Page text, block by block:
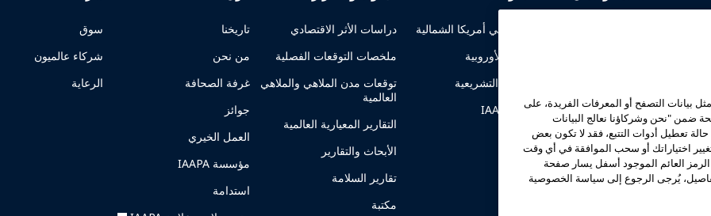
موارد السلامة
الموارد الأمنية
أخبار السلامة والأمان
الدعوة في أمريكا الشمالية
الدعوة الأوروبية
الشؤون التشريعية
IAAPA PAC
دراسات الأثر الاقتصادي
ملخصات التوقعات الفصلية
توقعات مدن الملاهي والملاهي
العالمية
التقارير المعيارية العالمية
الأبحاث والتقارير
تقارير السلامة
مكتبة
تاريخنا
من نحن
غرفة الصحافة
جوائز
العمل الخيري
مؤسسة IAAPA
استدامة
سوق
شركاء عالميون
الرعاية
بيانات التصفح أو المعرفات الفريدة، على
ضمن "نحن وشركاؤنا نعالج البيانات
تعطيل أدوات التتبع، فقد لا تكون بعض
اختياراتك أو سحب الموافقة في أي وقت
العائم الموجود أسفل يسار صفحة
يُرجى الرجوع إلى سياسة الخصوصية